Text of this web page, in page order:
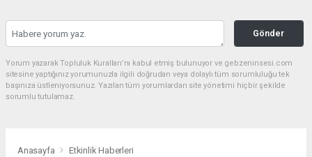
Gönder
Yorum yazarak Topluluk Kuralları’nı kabul etmiş bulunuyor ve gebzeninsesi.com
sitesine yaptığınız yorumunuzla ilgili doğrudan veya dolaylı tüm sorumluluğu tek
başınıza üstleniyorsunuz. Yazılan tüm yorumlardan site yönetimi hiçbir şekilde
sorumlu tutulamaz.
Anasayfa Etkinlik Haberleri